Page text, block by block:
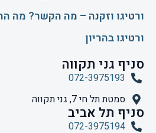
ורטיגו וזקנה – מה הקשר? מה
ורטיגו בהריון
סניף גני תקווה
072-3975193
סמטת תל חי 7, גני תקווה
סניף תל אביב
072-3975194